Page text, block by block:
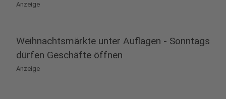
Anzeige
Weihnachtsmärkte unter Auflagen - Sonntags
dürfen Geschäfte öffnen
Anzeige